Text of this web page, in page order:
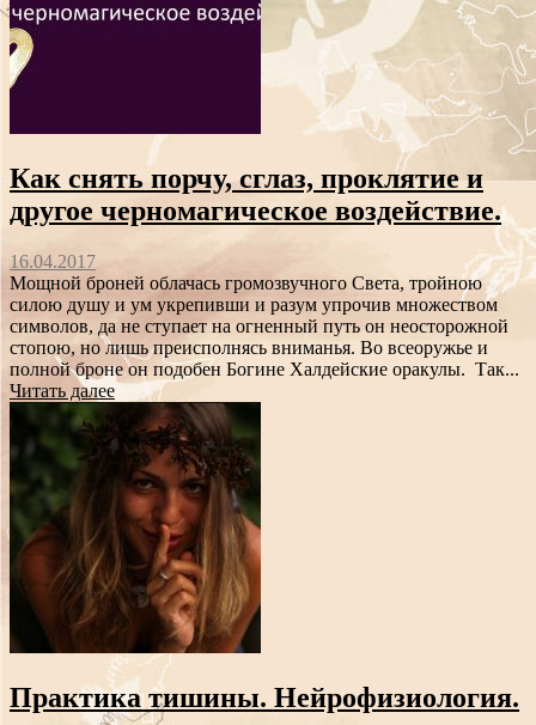
Как снять порчу, сглаз, проклятие и
другое черномагическое воздействие.
16.04.2017
Мощной броней облачась громозвучного Света, тройною
силою душу и ум укрепивши и разум упрочив множеством
символов, да не ступает на огненный путь он неосторожной
стопою, но лишь преисполнясь вниманья. Во всеоружье и
полной броне он подобен Богине Халдейские оракулы. Так...
Читать далее
Практика тишины. Нейрофизиология.